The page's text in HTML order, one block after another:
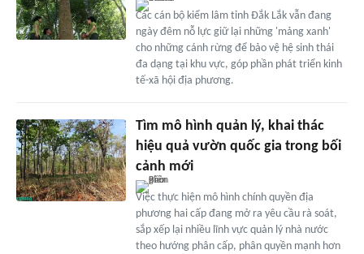
Các cán bộ kiểm lâm tỉnh Đắk Lắk vẫn đang
ngày đêm nỗ lực giữ lại những 'mảng xanh'
cho những cánh rừng để bảo vệ hệ sinh thái
đa dạng tại khu vực, góp phần phát triển kinh
tế-xã hội địa phương.
Tìm mô hình quản lý, khai thác
hiệu quả vườn quốc gia trong bối
cảnh mới
Việc thực hiện mô hình chính quyền địa
phương hai cấp đang mở ra yêu cầu rà soát,
sắp xếp lại nhiều lĩnh vực quản lý nhà nước
theo hướng phân cấp, phân quyền mạnh hơn